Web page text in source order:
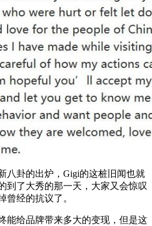
八卦的出炉，Gigi的这桩旧闻也就
到了大秀的那一天，大家又会惊叹
曾经的抗议了。
能给品牌带来多大的变现，但是这